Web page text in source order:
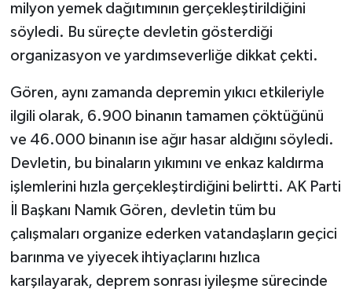
milyon yemek dağıtımının gerçekleştirildiğini
söyledi. Bu süreçte devletin gösterdiği
organizasyon ve yardımseverliğe dikkat çekti.
Gören, aynı zamanda depremin yıkıcı etkileriyle
ilgili olarak, 6.900 binanın tamamen çöktüğünü
ve 46.000 binanın ise ağır hasar aldığını söyledi.
Devletin, bu binaların yıkımını ve enkaz kaldırma
işlemlerini hızla gerçekleştirdiğini belirtti. AK Parti
İl Başkanı Namık Gören, devletin tüm bu
çalışmaları organize ederken vatandaşların geçici
barınma ve yiyecek ihtiyaçlarını hızlıca
karşılayarak, deprem sonrası iyileşme sürecinde